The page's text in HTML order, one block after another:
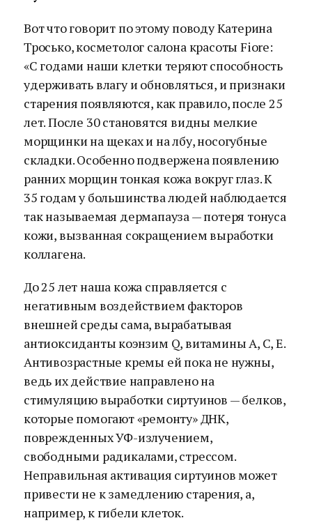
Вот что говорит по этому поводу Катерина
Тросько, косметолог салона красоты Fiore:
«С годами наши клетки теряют способность
удерживать влагу и обновляться, и признаки
старения появляются, как правило, после 25
лет. После 30 становятся видны мелкие
морщинки на щеках и на лбу, носогубные
складки. Особенно подвержена появлению
ранних морщин тонкая кожа вокруг глаз. К
35 годам у большинства людей наблюдается
так называемая дермапауза — потеря тонуса
кожи, вызванная сокращением выработки
коллагена.
До 25 лет наша кожа справляется с
негативным воздействием факторов
внешней среды сама, вырабатывая
антиоксиданты коэнзим Q, витамины A, C, E.
Антивозрастные кремы ей пока не нужны,
ведь их действие направлено на
стимуляцию выработки сиртуинов — белков,
которые помогают «ремонту» ДНК,
поврежденных УФ-излучением,
свободными радикалами, стрессом.
Неправильная активация сиртуинов может
привести не к замедлению старения, а,
например, к гибели клеток.